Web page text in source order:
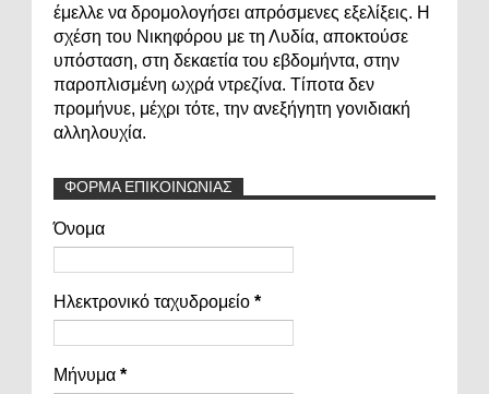
έμελλε να δρομολογήσει απρόσμενες εξελίξεις. Η
σχέση του Νικηφόρου με τη Λυδία, αποκτούσε
υπόσταση, στη δεκαετία του εβδομήντα, στην
παροπλισμένη ωχρά ντρεζίνα. Τίποτα δεν
προμήνυε, μέχρι τότε, την ανεξήγητη γονιδιακή
αλληλουχία.
ΦΟΡΜΑ ΕΠΙΚΟΙΝΩΝΙΑΣ
Όνομα
Ηλεκτρονικό ταχυδρομείο *
Μήνυμα *